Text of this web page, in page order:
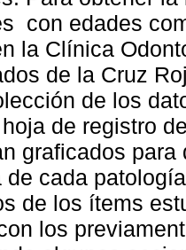
con edades
la Clínica
de la Cruz
de los
de registro
graficados
de cada
de los ítems
los